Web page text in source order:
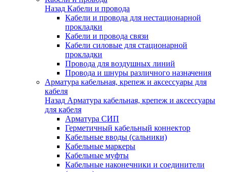
Назад Кабели и провода
Кабели и провода для нестационарной
прокладки
Кабели и провода связи
Кабели силовые для стационарной
прокладки
Провода для воздушных линий
Провода и шнуры различного назначения
Арматура кабельная, крепеж и аксессуары для
кабеля
Назад Арматура кабельная, крепеж и аксессуары
для кабеля
Арматура СИП
Герметичный кабельный коннектор
Кабельные вводы (сальники)
Кабельные маркеры
Кабельные муфты
Кабельные наконечники и соединители